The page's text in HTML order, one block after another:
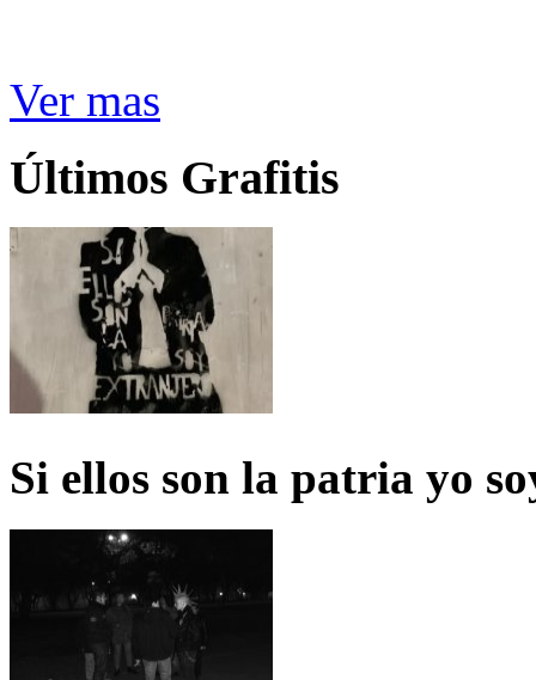
Ver mas
Últimos Grafitis
Si ellos son la patria yo